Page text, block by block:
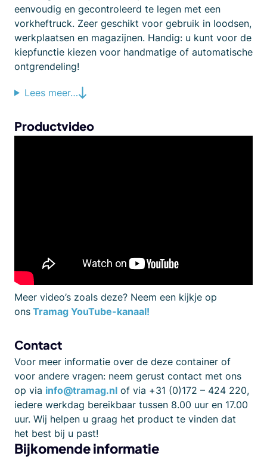
eenvoudig en gecontroleerd te legen met een
vorkheftruck. Zeer geschikt voor gebruik in loodsen,
werkplaatsen en magazijnen. Handig: u kunt voor de
kiepfunctie kiezen voor handmatige of automatische
ontgrendeling!
Lees meer…
Productvideo
Meer video’s zoals deze? Neem een kijkje op
ons Tramag YouTube-kanaal!
Contact
Voor meer informatie over de deze container of
voor andere vragen: neem gerust contact met ons
op via info@tramag.nl of via +31 (0)172 – 424 220,
iedere werkdag bereikbaar tussen 8.00 uur en 17.00
uur. Wij helpen u graag het product te vinden dat
het best bij u past!
Bijkomende informatie